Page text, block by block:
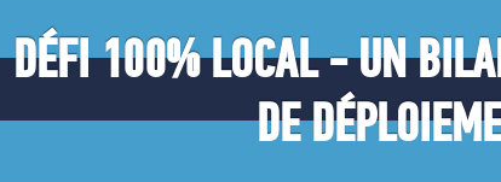
DÉFI 100% LOCAL - UN
DE